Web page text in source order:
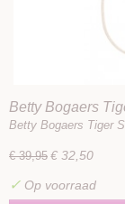
Betty Bogaers
Beige
Betty Bogaers Tiger
€ 39,95 € 32,50
✓ Op voorraad